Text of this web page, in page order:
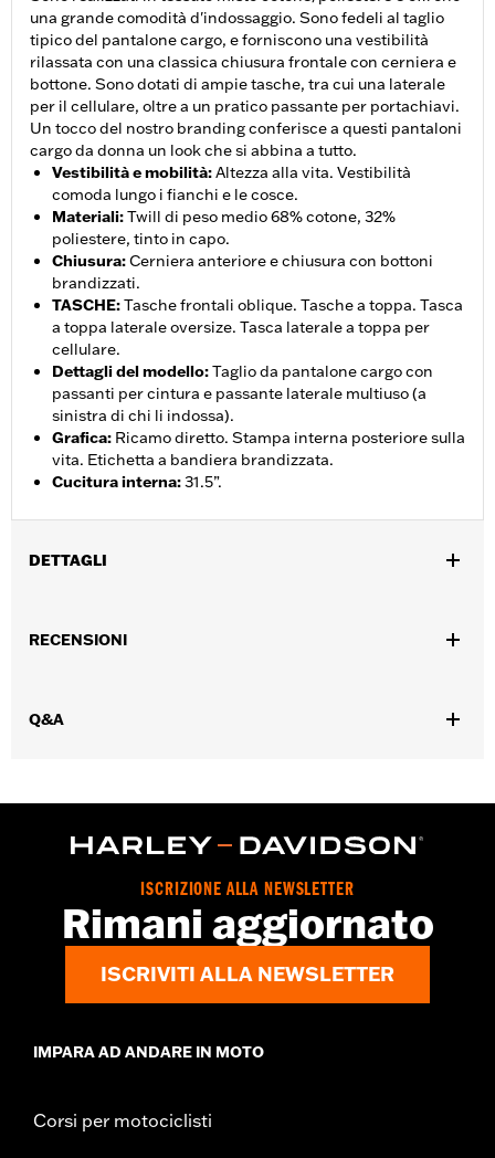
una grande comodità d'indossaggio. Sono fedeli al taglio
tipico del pantalone cargo, e forniscono una vestibilità
rilassata con una classica chiusura frontale con cerniera e
bottone. Sono dotati di ampie tasche, tra cui una laterale
per il cellulare, oltre a un pratico passante per portachiavi.
Un tocco del nostro branding conferisce a questi pantaloni
cargo da donna un look che si abbina a tutto.
Vestibilità e mobilità:Altezza alla vita. Vestibilità
comoda lungo i fianchi e le cosce.
Materiali:Twill di peso medio 68% cotone, 32%
poliestere, tinto in capo.
Chiusura:Cerniera anteriore e chiusura con bottoni
brandizzati.
TASCHE:Tasche frontali oblique. Tasche a toppa. Tasca
a toppa laterale oversize. Tasca laterale a toppa per
cellulare.
Dettagli del modello:Taglio da pantalone cargo con
passanti per cintura e passante laterale multiuso (a
sinistra di chi li indossa).
Grafica: Ricamo diretto. Stampa interna posteriore sulla
vita. Etichetta a bandiera brandizzata.
Cucitura interna:31.5”.
DETTAGLI
GARANZIA:Garanzia limitata di 2 anni – Visitare la pagina
RECENSIONI
Q&A
ISCRIZIONE ALLA NEWSLETTER
Rimani aggiornato
ISCRIVITI ALLA NEWSLETTER
IMPARA AD ANDARE IN MOTO
Corsi per motociclisti